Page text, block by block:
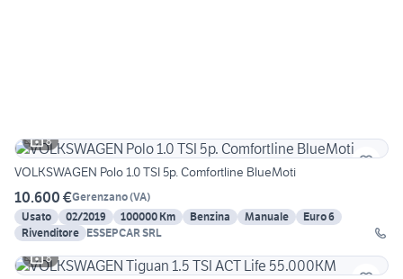
8
VOLKSWAGEN Polo 1.0 TSI 5p. Comfortline BlueMoti
10.600 €Gerenzano(VA)
Usato
02/2019 100000 Km Benzina Manuale
Euro 6
Rivenditore ESSEPCAR SRL
8